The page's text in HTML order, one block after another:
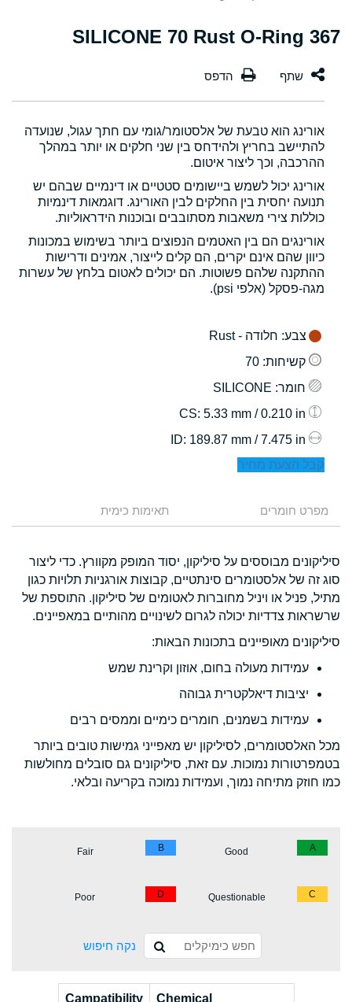
367 SILICONE 70 Rust O-Ring
אורינג הוא טבעת של אלסטומר/גומי עם חתך עגול, שנועדה
להתיישב בחריץ ולהידחס בין שני חלקים או יותר במהלך
ההרכבה, וכך ליצור איטום.
אורינג יכול לשמש ביישומים סטטיים או דינמיים שבהם יש
תנועה יחסית בין החלקים לבין האורינג. דוגמאות דינמיות
כוללות צירי משאבות מסתובבים ובוכנות הידראוליות.
אורינגים הם בין האטמים הנפוצים ביותר בשימוש במכונות
כיוון שהם אינם יקרים, הם קלים לייצור, אמינים ודרישות
ההתקנה שלהם פשוטות. הם יכולים לאטום בלחץ של עשרות
מגה-פסקל (אלפי psi).
צבע: חלודה - Rust
קשיחות: 70
חומר: SILICONE
: 5.33 mm / 0.210 in
: 189.87 mm / 7.475 in
קבל הצעת מחיר
מפרט חומרים תאימות כימית
סיליקונים מבוססים על סיליקון, יסוד המופק מקוורץ. כדי ליצור
סוג זה של אלסטומרים סינתטיים, קבוצות אורגניות תלויות כגון
מתיל, פניל או ויניל מחוברות לאטומים של סיליקון. התוספת של
שרשראות צדדיות יכולה לגרום לשינויים מהותיים במאפיינים.
סיליקונים מאופיינים בתכונות הבאות:
עמידות מעולה בחום, אוזון וקרינת שמש
יציבות דיאלקטרית גבוהה
עמידות בשמנים, חומרים כימיים וממסים רבים
מכל האלסטומרים, לסיליקון יש מאפייני גמישות טובים ביותר
בטמפרטורות נמוכות. עם זאת, סיליקונים גם סובלים מחולשות
כמו חוזק מתיחה נמוך, ועמידות נמוכה בקריעה ובלאי.
A
Good
B
Fair
C
Questionable
D
Poor
נקה חיפוש
Chemical
Campatibility